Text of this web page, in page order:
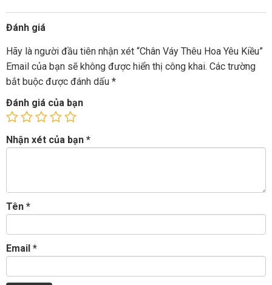
Đánh giá
Hãy là người đầu tiên nhận xét “Chân Váy Thêu Hoa Yêu Kiều”
Email của bạn sẽ không được hiển thị công khai. Các trường
bắt buộc được đánh dấu *
Đánh giá của bạn
Nhận xét của bạn *
Tên *
Email *